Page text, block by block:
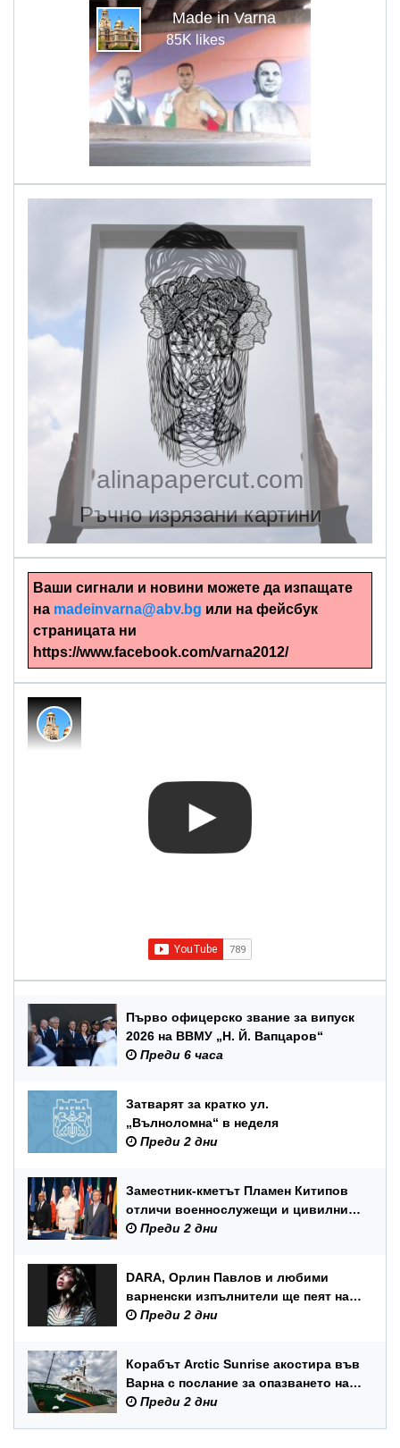
Made in Varna
85K likes
alinapapercut.com
Ръчно изрязани картини
Ваши сигнали и новини можете да изпащате
на madeinvarna@abv.bg или на фейсбук
страницата ни
https://www.facebook.com/varna2012/
Първо офицерско звание за випуск
2026 на ВВМУ „Н. Й. Вапцаров“
Преди 6 часа
Затварят за кратко ул.
„Вълноломна“ в неделя
Преди 2 дни
Заместник-кметът Пламен Китипов
отличи военнослужещи и цивилни
служители по повод Празника на
Преди 2 дни
DARA, Орлин Павлов и любими
варненски изпълнители ще пеят на
празника на Варна
Преди 2 дни
Корабът Arctic Sunrise акостира във
Варна с послание за опазването на
Черно море
Преди 2 дни